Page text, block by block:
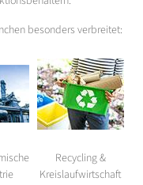
besonders verbreitet:
Recycling &
Kreislaufwirtschaft